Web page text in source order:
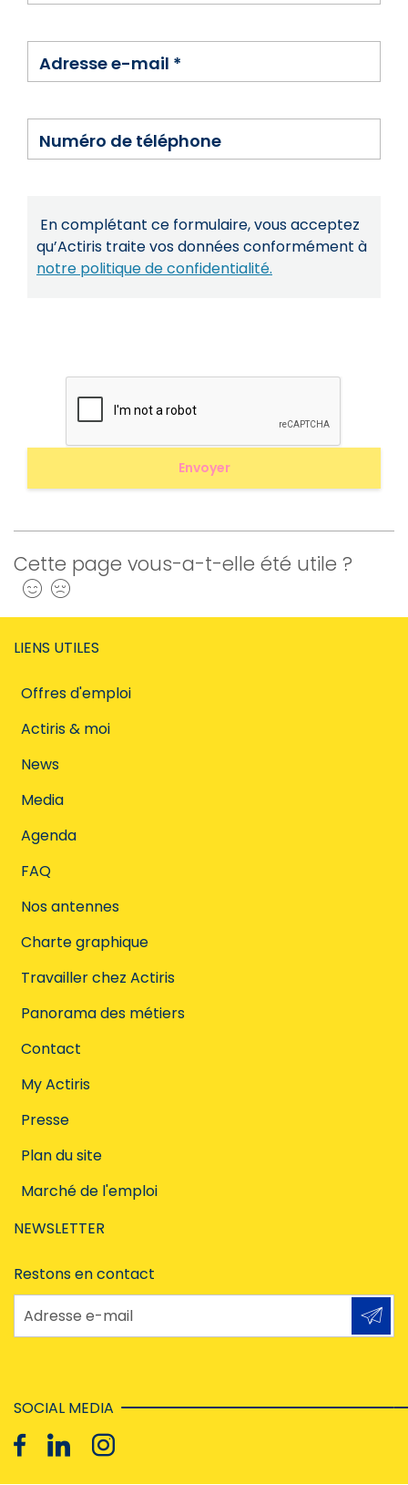
Adresse e-mail *
Numéro de téléphone
En complétant ce formulaire, vous acceptez
qu’Actiris traite vos données conformément à
notre politique de confidentialité.
Cette page vous-a-t-elle été utile ?
Oui
LIENS UTILES
Offres d'emploi
Actiris & moi
News
Media
Agenda
FAQ
Nos antennes
Charte graphique
Travailler chez Actiris
Panorama des métiers
Contact
My Actiris
Presse
Plan du site
Marché de l'emploi
NEWSLETTER
Restons en contact
Adresse e-mail
SOCIAL MEDIA